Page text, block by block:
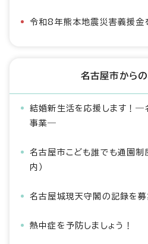
令和8年熊本地震災害義援金
名古屋市から
結婚新生活を応援します！―
事業―
名古屋市こども誰でも通園制
内）
名古屋城現天守閣の記録を募
熱中症を予防しましょう！